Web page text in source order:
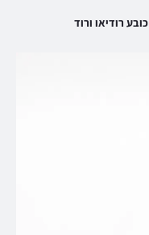
כובע רודיאו ורוד